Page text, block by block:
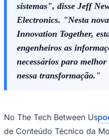
sistemas", disse Jeff
Electronics. "Nesta
Innovation Together,
engenheiros as
necessários para
nessa transformação."
No The Tech Between Us
de Conteúdo Técnico da